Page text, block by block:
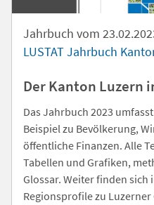
Jahrbuch vom
LUSTAT Jahrbuch
Der Kanton Luzern
Das Jahrbuch 2023
Beispiel zu Bevölkerung,
öffentliche Finanzen. Alle
Tabellen und Grafiken,
Glossar. Weiter finden
Regionsprofile zu